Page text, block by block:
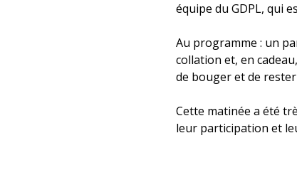
équipe du GDPL, qui
Au programme : un
collation et, en
de bouger et de
Cette matinée a été
leur participation et